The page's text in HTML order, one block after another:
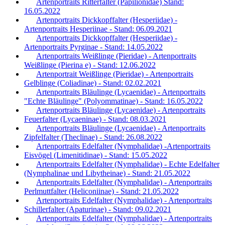
Artenportraits Ritterfalter (Papilionidae) Stand:
16.05.2022
Artenportraits Dickkopffalter (Hesperiidae) -
Artenportraits Hesperiinae - Stand: 06.09.2021
Artenportraits Dickkopffalter (Hesperiidae) -
Artenportraits Pyrginae - Stand: 14.05.2022
Artenportraits Weißlinge (Pieridae) - Artenportraits
Weißlinge (Pierina e) - Stand: 12.06.2022
Artenportrait Weißlinge (Pieridae) - Artenportraits
Gelblinge (Coliadinae) - Stand: 02.02.2021
Artenportraits Bläulinge (Lycaenidae) - Artenportraits
"Echte Bläulinge" (Polyommatinae) - Stand: 16.05.2022
Artenportraits Bläulinge (Lycaenidae) - Artenportraits
Feuerfalter (Lycaeninae) - Stand: 08.03.2021
Artenportraits Bläulinge (Lycaenidae) - Artenportraits
Zipfelfalter (Theclinae) - Stand: 26.08.2022
Artenportraits Edelfalter (Nymphalidae) -Artenportraits
Eisvögel (Limenitidinae) - Stand: 15.05.2022
Artenportraits Edelfalter (Nymphalidae) - Echte Edelfalter
(Nymphalinae und Libytheinae) - Stand: 21.05.2022
Artenportraits Edelfalter (Nymphalidae) - Artenportraits
Perlmuttfalter (Heliconiinae) - Stand: 21.05.2022
Artenportraits Edelfalter (Nymphalidae) - Artenportraits
Schillerfalter (Apaturinae) - Stand: 09.02.2021
Artenportraits Edelfalter (Nymphalidae) - Artenportraits